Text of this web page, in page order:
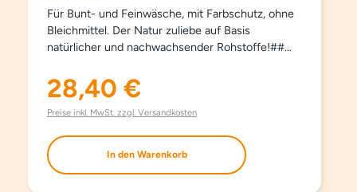
Für Bunt- und Feinwäsche, mit Farbschutz, ohne
Bleichmittel. Der Natur zuliebe auf Basis
natürlicher und nachwachsender Rohstoffe!##
schonend und sanft, schon ab 15°C und hält
Kleidungsstücke länger schön. Kein Weichspüler
erforderlich, besonders bügelleicht. Haut- und
auch bestens für die Handwäsche geeignet. Mit
modernsten waschaktiven Substanzen und
Regulärer Preis:
28,40 €
Preise inkl. MwSt. zzgl. Versandkosten
In den Warenkorb